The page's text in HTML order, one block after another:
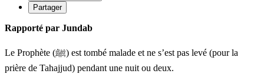
Partager
Rapporté par Jundab
Le Prophète (ﷺ) est tombé malade et ne s’est pas levé (pour la
prière de Tahajjud) pendant une nuit ou deux.